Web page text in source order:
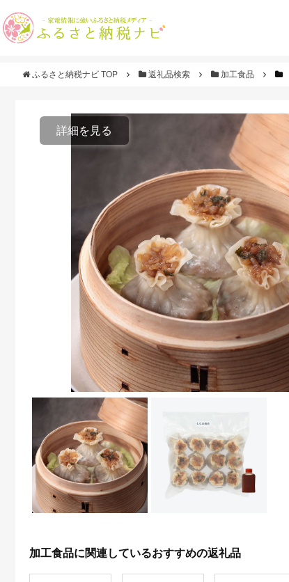
ふるさと納税ナビ TOP 返礼品検索 加工食品
詳細を見る
加工食品に関連しているおすすめの返礼品